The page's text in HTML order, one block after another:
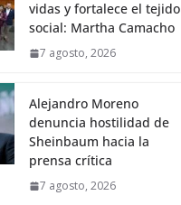
vidas y fortalece el tejido
social: Martha Camacho
7 agosto, 2026
Alejandro Moreno
denuncia hostilidad de
Sheinbaum hacia la
prensa crítica
7 agosto, 2026